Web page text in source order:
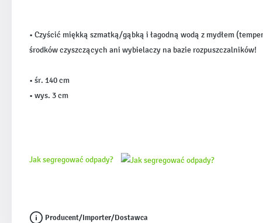
• Czyścić miękką szmatką/gąbką i łagodną wodą z mydłem
środków czyszczących ani wybielaczy na bazie rozpuszczalników!
• śr. 140 cm
• wys. 3 cm
Jak segregować odpady?
Producent/Importer/Dostawca